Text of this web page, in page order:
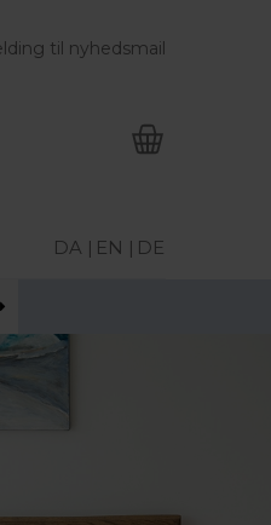
til nyhedsmail
DA | EN | DE